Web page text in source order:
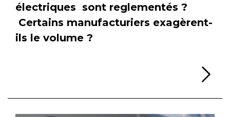
électriques sont reglementés ?
Certains manufacturiers exagèrent-
ils le volume ?